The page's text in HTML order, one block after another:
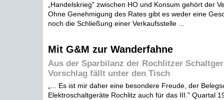
„Handelskrieg" zwischen HO und Konsum gehört der
Ohne Genehmigung des Rates gibt es weder eine
noch die Schließung einer Verkaufsstelle ...
Mit G&M zur Wanderfahne
Aus der Sparbilanz der Rochlitzer
Vorschlag fällt unter den Tisch
„... Es ist mir daher eine besondere Freude, der
Elektroschaltgeräte Rochlitz auch für das III." Quartal